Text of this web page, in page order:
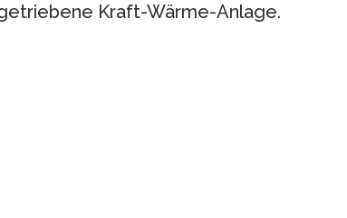
Kraft-Wärme-Anlage.